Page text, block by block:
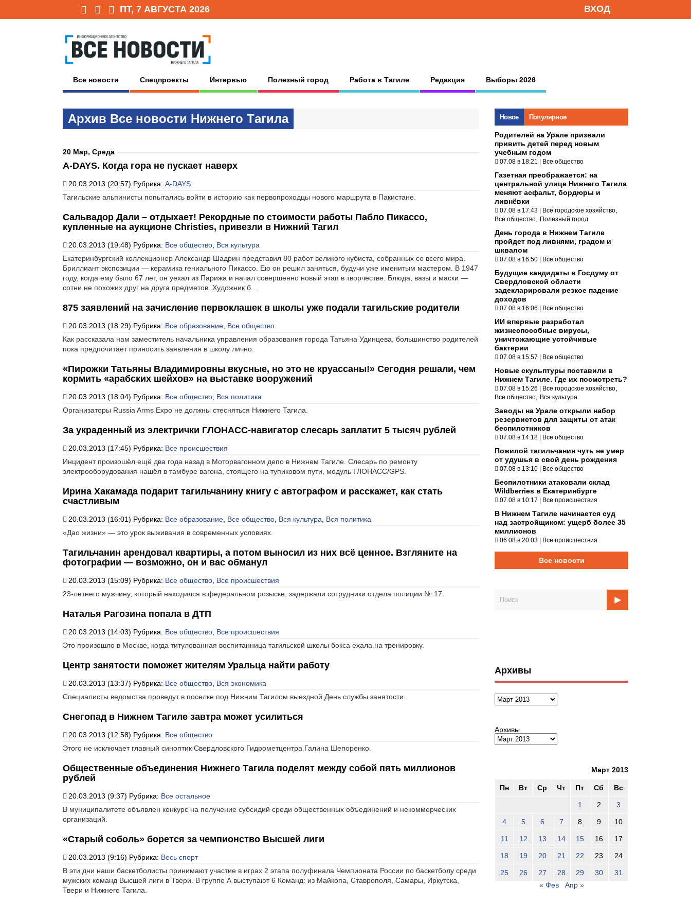
ПТ, 7 АВГУСТА 2026 ВХОД
Все новости Спецпроекты Интервью Полезный город Работа в Тагиле Редакция Выборы 2026
Архив Всe нoвoсти Нижнегo Тaгилa
20 Мар, Среда
A-DAYS. Когда гора не пускает наверх
20.03.2013 (20:57) Рубрика: A-DAYS
Тагильские альпинисты попытались войти в историю как первопроходцы нового маршрута в Пакистане.
Сальвадор Дали – отдыхает! Рекордные по стоимости работы Пабло Пикассо,
купленные на аукционе Christies, привезли в Нижний Тагил
20.03.2013 (19:48) Рубрика: Все общество Вся культура
Екатеринбургский коллекционер Александр Шадрин представил 80 работ великого кубиста, собранных со всего мира.
Бриллиант экспозиции — керамика гениального Пикассо. Ею он решил заняться, будучи уже именитым мастером. В 1947
году, когда ему было 67 лет, он уехал из Парижа и начал совершенно новый этап в творчестве. Блюда, вазы и маски —
сотни не похожих друг на друга предметов. Художник б...
875 заявлений на зачисление первоклашек в школы уже подали тагильские родители
20.03.2013 (18:29) Рубрика: Все образование Все общество
Как рассказала нам заместитель начальника управления образования города Татьяна Удинцева, большинство родителей
пока предпочитает приносить заявления в школу лично.
«Пирожки Татьяны Владимировны вкусные, но это не круассаны!» Сегодня решали, чем
кормить «арабских шейхов» на выставке вооружений
20.03.2013 (18:04) Рубрика: Все общество Вся политика
Организаторы Russia Arms Expo не должны стесняться Нижнего Тагила.
За украденный из электрички ГЛОНАСС-навигатор слесарь заплатит 5 тысяч рублей
20.03.2013 (17:45) Рубрика: Все происшествия
Инцидент произошёл ещё два года назад в Моторвагонном депо в Нижнем Тагиле. Слесарь по ремонту
электрооборудования нашёл в тамбуре вагона, стоящего на тупиковом пути, модуль ГЛОНАСС/GPS.
Ирина Хакамада подарит тагильчанину книгу с автографом и расскажет, как стать
счастливым
20.03.2013 (16:01) Рубрика: Все образование Все общество Вся культура
Вся политика
«Дао жизни» — это урок выживания в современных условиях.
Тагильчанин арендовал квартиры, а потом выносил из них всё ценное. Взгляните на
фотографии — возможно, он и вас обманул
20.03.2013 (15:09) Рубрика: Все общество Все происшествия
23-летнего мужчину, который находился в федеральном розыске, задержали сотрудники отдела полиции № 17.
Наталья Рагозина попала в ДТП
20.03.2013 (14:03) Рубрика: Все общество Все происшествия
Это произошло в Москве, когда титулованная воспитанница тагильской школы бокса ехала на тренировку.
Центр занятости поможет жителям Уральца найти работу
20.03.2013 (13:37) Рубрика: Все общество Вся экономика
Специалисты ведомства проведут в поселке под Нижним Тагилом выездной День службы занятости.
Снегопад в Нижнем Тагиле завтра может усилиться
20.03.2013 (12:58) Рубрика: Все общество
Этого не исключает главный синоптик Свердловского Гидрометцентра Галина Шепоренко.
Общественные объединения Нижнего Тагила поделят между собой пять миллионов
рублей
20.03.2013 (9:37) Рубрика: Все остальное
В муниципалитете объявлен конкурс на получение субсидий среди общественных объединений и некоммерческих
организаций.
«Старый соболь» борется за чемпионство Высшей лиги
20.03.2013 (9:16) Рубрика: Весь спорт
В эти дни наши баскетболисты принимают участие в играх 2 этапа полуфинала Чемпионата России по баскетболу среди
мужских команд Высшей лиги в Твери. В группе А выступают 6 Команд: из Майкопа, Ставрополя, Самары, Иркутска,
Твери и Нижнего Тагила.
Новое Популярное
Родителей на Урале призвали
привить детей перед новым
учебным годом
07.08 в 18:21 | Все общество
Газетная преображается: на
центральной улице Нижнего Тагила
меняют асфальт, бордюры и
ливнёвки
07.08 в 17:43 | Всё городское хозяйство
Все общество Полезный город
День города в Нижнем Тагиле
пройдет под ливнями, градом и
шквалом
07.08 в 16:50 | Все общество
Будущие кандидаты в Госдуму от
Свердловской области
задекларировали резкое падение
доходов
07.08 в 16:06 | Все общество
ИИ впервые разработал
жизнеспособные вирусы,
уничтожающие устойчивые
бактерии
07.08 в 15:57 | Все общество
Новые скульптуры поставили в
Нижнем Тагиле. Где их посмотреть?
07.08 в 15:26 | Всё городское хозяйство
Все общество Вся культура
Заводы на Урале открыли набор
резервистов для защиты от атак
беспилотников
07.08 в 14:18 | Все общество
Пожилой тагильчанин чуть не умер
от удушья в свой день рождения
07.08 в 13:10 | Все общество
Беспилотники атаковали склад
Wildberries в Екатеринбурге
07.08 в 10:17 | Все происшествия
В Нижнем Тагиле начинается суд
над застройщиком: ущерб более 35
миллионов
06.08 в 20:03 | Все происшествия
Все новости
Архивы
Архивы
Архивы
Март 2013
Пн Вт Ср Чт Пт Сб Вс
1 2 3
4 5 6 7 8 9 10
11 12 13 14 15 16 17
18 19 20 21 22 23 24
25 26 27 28 29 30
31
« Фев
Апр »